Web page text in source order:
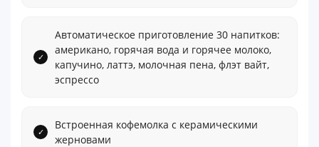
Автоматическое приготовление 30 напитков:
американо, горячая вода и горячее молоко,
капучино, латтэ, молочная пена, флэт вайт,
эспрессо
Встроенная кофемолка с керамическими
жерновами